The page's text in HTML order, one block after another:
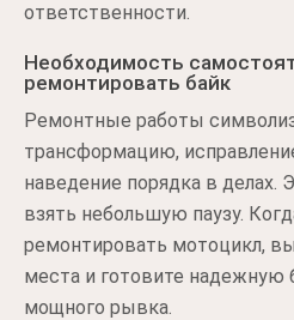
ответственности.
Необходимость
ремонтировать байк
Ремонтные работы
трансформацию,
наведение порядка в делах.
взять небольшую паузу.
ремонтировать мотоцикл,
места и готовите надежную
мощного рывка.